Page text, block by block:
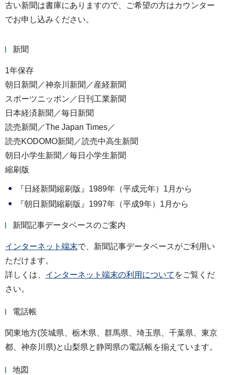
古い新聞は書庫にありますので、ご希望の方はカウンター
でお申し込みください。
新聞
1年保存
朝日新聞／神奈川新聞／産経新聞
スポーツニッポン／日刊工業新聞
日本経済新聞／毎日新聞
読売新聞／The Japan Times／
読売KODOMO新聞／読売中高生新聞
朝日小学生新聞／毎日小学生新聞
縮刷版
『日経新聞縮刷版』1989年（平成元年）1月から
『朝日新聞縮刷版』1997年（平成9年）1月から
新聞記事データベースのご案内
インターネット端末で、新聞記事データベースがご利用い
ただけます。
詳しくは、 インターネット端末の利用について をご覧くだ
さい。
電話帳
関東地方(茨城県、栃木県、群馬県、埼玉県、千葉県、東京
都、神奈川県)と山梨県と静岡県の電話帳を揃えています。
地図